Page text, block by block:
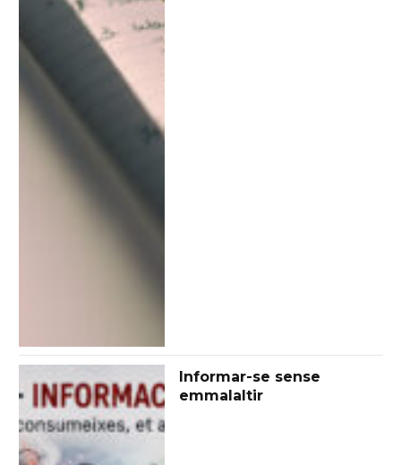
Informar-se sense
emmalaltir